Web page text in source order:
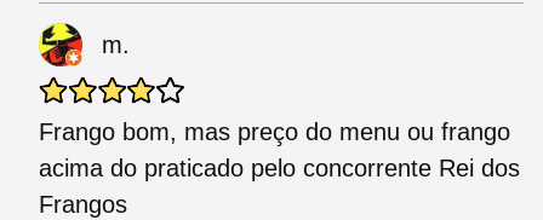
m.
Frango bom, mas preço do menu ou frango
acima do praticado pelo concorrente Rei dos
Frangos